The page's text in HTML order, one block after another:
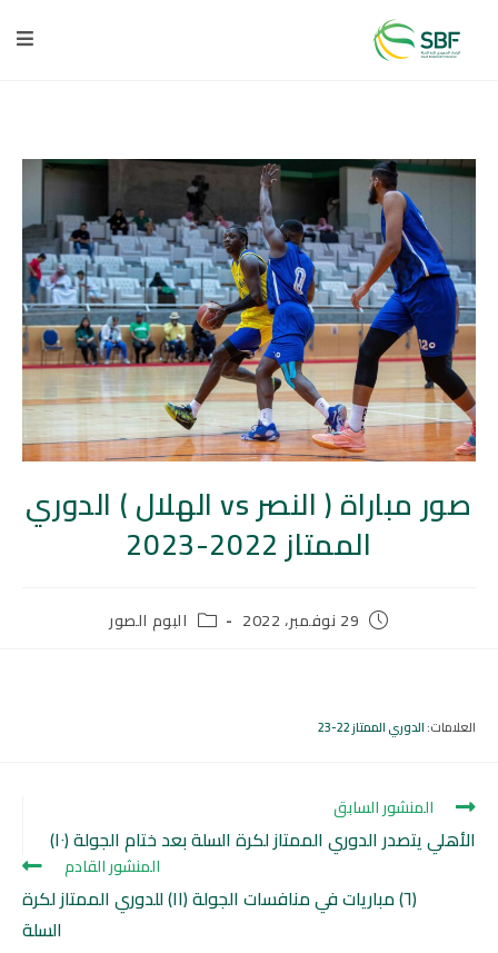
صور مباراة ( النصر vs الهلال ) الدوري
الممتاز 2022-2023
29 نوفمبر، 2022 البوم الصور
العلامات: الدوري الممتاز 22-23
المنشور السابق
الأهلي يتصدر الدوري الممتاز لكرة السلة بعد ختام الجولة (١٠)
المنشور القادم
(٦) مباريات في منافسات الجولة (١١) للدوري الممتاز لكرة
السلة